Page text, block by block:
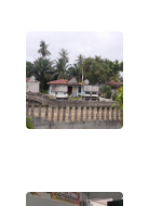
OPINI
Informasi